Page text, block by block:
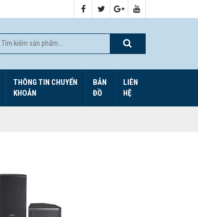
THÔNG TIN CHUYỂN
KHOẢN
BẢN
ĐỒ
LIÊN
HỆ